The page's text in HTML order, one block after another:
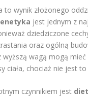
to wynik złożonego
jest jednym z
dziedziczone
oraz ogólną
wyższą wagą mogą mieć
ciała, chociaż nie jest to
czynnikiem jest